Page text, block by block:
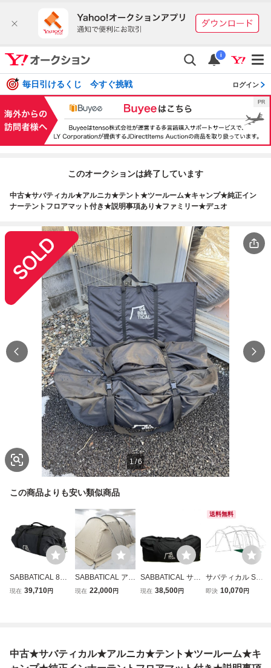
i
毎日引けるくじ 今すぐ挑戦 ログイン
このオークションは終了しています
中古★サバティカル★アルニカ★テント★ツールーム★キャンプ★純正イン
ナーテントフロアマット付き★説明事項あり★ファミリー★デュオ
1/6
この商品よりも安い類似商品
SABBATICAL 892
00004047000 サ
現在 39,710円
SABBATICAL アル
ニカ サバティカル
現在 22,000円
SABBATICAL サバ
ティカル ARNICA
現在 38,500円
送料無料
サバティカル SAB
BATICAL テント
即決 10,070円
中古★サバティカル★アルニカ★テント★ツールーム★キ